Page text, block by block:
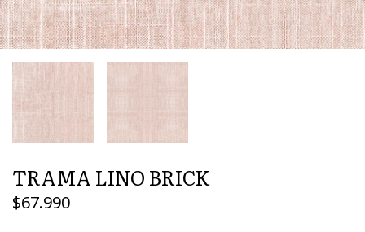
TRAMA LINO BRICK
$67.990